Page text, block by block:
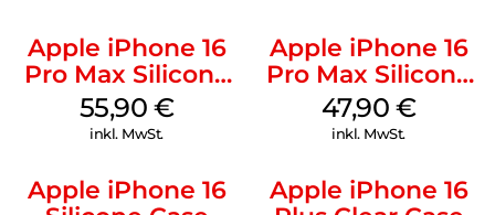
Apple iPhone 16
Pro Max Silicone
Case MagSafe
Stone Gray
55,90 €
inkl. MwSt.
Apple iPhone 16
Pro Max Silicone
Case MagSafe
Black
47,90 €
inkl. MwSt.
Apple iPhone 16
Apple iPhone 16